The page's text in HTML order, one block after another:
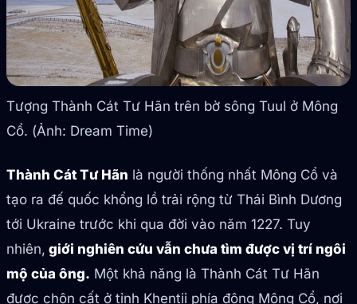
Tượng Thành Cát Tư Hãn trên bờ sông Tuul ở Mông
Cổ. (Ảnh: Dream Time)
Thành Cát Tư Hãn là người thống nhất Mông Cổ và
tạo ra đế quốc khổng lồ trải rộng từ Thái Bình Dương
tới Ukraine trước khi qua đời vào năm 1227. Tuy
nhiên, giới nghiên cứu vẫn chưa tìm được vị trí ngôi
mộ của ông. Một khả năng là Thành Cát Tư Hãn
được chôn cất ở tỉnh Khentii phía đông Mông Cổ, nơi